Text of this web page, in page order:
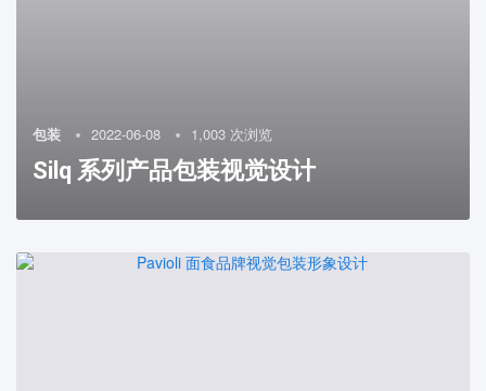
包装 2022-06-08 1,003 次浏览
Silq 系列产品包装视觉设计